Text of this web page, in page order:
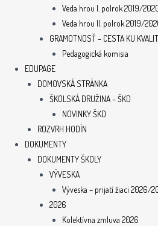
Veda hrou I. polrok 2019/
Veda hrou II. polrok 2019/
GRAMOTNOSŤ – CESTA KU
Pedagogická komisia
EDUPAGE
DOMOVSKÁ STRÁNKA
ŠKOLSKÁ DRUŽINA – ŠKD
NOVINKY ŠKD
ROZVRH HODÍN
DOKUMENTY
DOKUMENTY ŠKOLY
VÝVESKA
Výveska – prijatí žiaci 2026/
2026
Kolektívna zmluva 2026